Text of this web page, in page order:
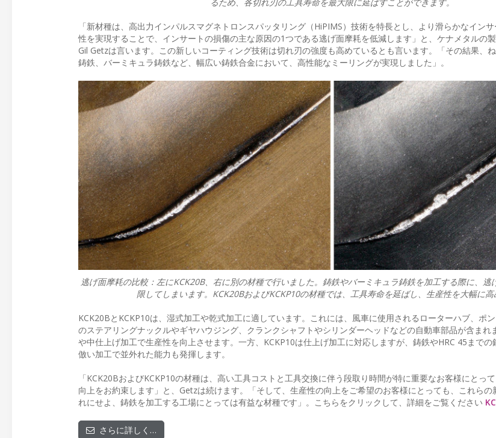
「新材種は、高出力インパルスマグネトロンスパッタリング（HiPIMS）技術を特長とし、より滑らかなイン
性を実現することで、インサートの損傷の主な原因の1つである逃げ面摩耗を低減します」と、ケナメタルの
Gil Getzは言います。この新しいコーティング技術は切れ刃の強度も高めているとも言います。「その結果、
鋳鉄、バーミキュラ鋳鉄など、幅広い鋳鉄合金において、高性能なミーリングが実現しました」。
逃げ面摩耗の比較：左にKCK20B、右に別の材種で行いました。鋳鉄やバーミキュラ鋳鉄を加工する際に、逃
限してしまいます。KCK20BおよびKCKP10の材種では、工具寿命を延ばし、生産性を大幅に高
KCK20BとKCKP10は、湿式加工や乾式加工に適しています。これには、風車に使用されるローターハブ、ポ
のステアリングナックルやギヤハウジング、クランクシャフトやシリンダーヘッドなどの自動車部品が含まれ
や中仕上げ加工で生産性を向上させます。一方、KCKP10は仕上げ加工に対応しますが、鋳鉄やHRC 45まで
倣い加工で並外れた能力も発揮します。
「KCK20BおよびKCKP10の材種は、高い工具コストと工具交換に伴う段取り時間が特に重要なお客様にとっ
向上をお約束します」と、Getzは続けます。「そして、生産性の向上をご希望のお客様にとっても、これら
れにせよ、鋳鉄を加工する工場にとっては有益な材種です」。こちらをクリックして、詳細をご覧ください
さらに詳しく…